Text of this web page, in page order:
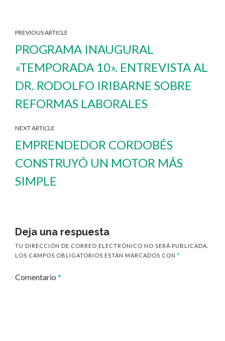
PREVIOUS ARTICLE
PROGRAMA INAUGURAL
«TEMPORADA 10». ENTREVISTA AL
DR. RODOLFO IRIBARNE SOBRE
REFORMAS LABORALES
NEXT ARTICLE
EMPRENDEDOR CORDOBÉS
CONSTRUYÓ UN MOTOR MÁS
SIMPLE
Deja una respuesta
TU DIRECCIÓN DE CORREO ELECTRÓNICO NO SERÁ PUBLICADA.
LOS CAMPOS OBLIGATORIOS ESTÁN MARCADOS CON *
Comentario *